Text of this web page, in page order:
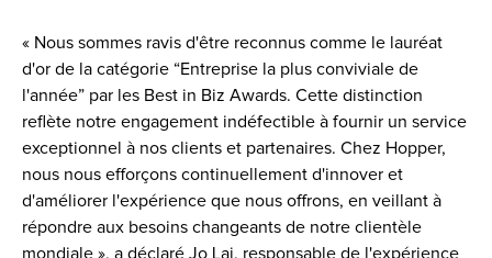
« Nous sommes ravis d'être reconnus comme le lauréat
d'or de la catégorie “Entreprise la plus conviviale de
l'année” par les Best in Biz Awards. Cette distinction
reflète notre engagement indéfectible à fournir un service
exceptionnel à nos clients et partenaires. Chez Hopper,
nous nous efforçons continuellement d'innover et
d'améliorer l'expérience que nous offrons, en veillant à
répondre aux besoins changeants de notre clientèle
mondiale », a déclaré Jo Lai, responsable de l'expérience